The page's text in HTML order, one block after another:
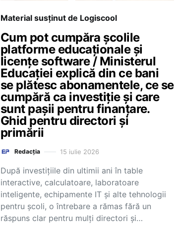
Material susținut de Logiscool
Cum pot cumpăra școlile
platforme educaționale și
licențe software / Ministerul
Educației explică din ce bani
se plătesc abonamentele, ce se
cumpără ca investiție și care
sunt pașii pentru finanțare.
Ghid pentru directori și
primării
Redacția 15 iulie 2026
După investițiile din ultimii ani în table
interactive, calculatoare, laboratoare
inteligente, echipamente IT și alte tehnologii
pentru școli, o întrebare a rămas fără un
răspuns clar pentru mulți directori și…